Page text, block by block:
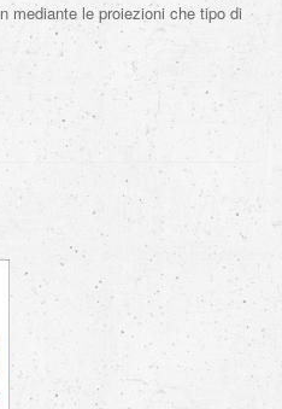
mediante le proiezioni che tipo di